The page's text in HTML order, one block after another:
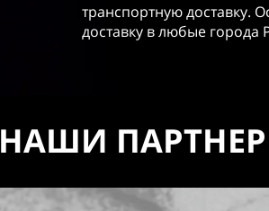
транспортную доставку.
доставку в любые города
НАШИ